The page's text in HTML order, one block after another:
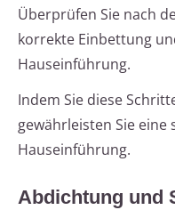
Überprüfen Sie nach
korrekte Einbettung
Hauseinführung.
Indem Sie diese
gewährleisten Sie
Hauseinführung.
Abdichtung und